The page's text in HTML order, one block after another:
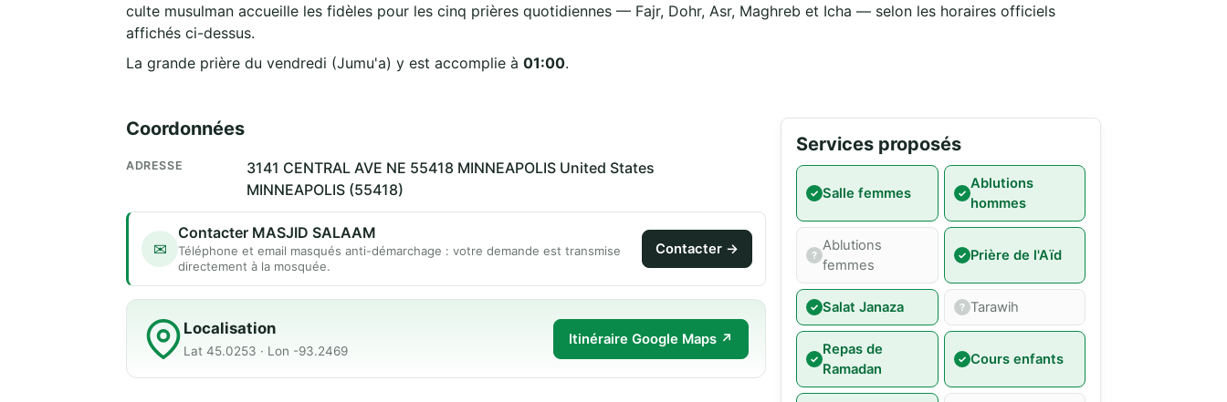
culte musulman accueille les fidèles pour les cinq prières quotidiennes — Fajr, Dohr, Asr, Maghreb et Icha — selon les horaires officiels
affichés ci-dessus.
La grande prière du vendredi (Jumu'a) y est accomplie à 01:00.
Coordonnées
ADRESSE
3141 CENTRAL AVE NE 55418 MINNEAPOLIS United States
MINNEAPOLIS (55418)
✉
Contacter MASJID SALAAM
Téléphone et email masqués anti-démarchage : votre demande est transmise
directement à la mosquée.
Contacter →
Localisation
Lat 45.0253 · Lon -93.2469
Itinéraire Google Maps ↗
Services proposés
Salle femmes
Ablutions
hommes
Ablutions
femmes
Prière de l'Aïd
Salat Janaza Tarawih
Repas de
Ramadan
Cours enfants